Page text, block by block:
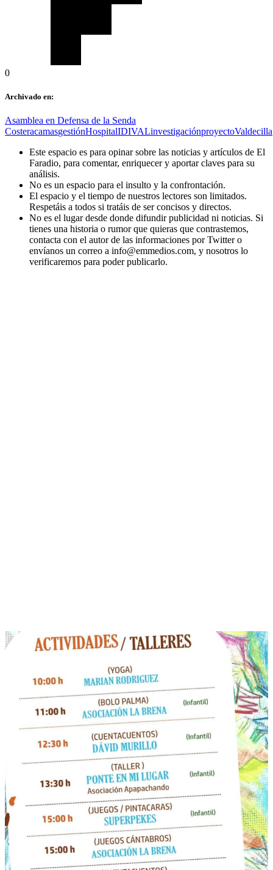
0
Archivado en:
Asamblea en Defensa de la Senda
CosteracamasgestiónHospitalIDIVALinvestigaciónproyectoValdecilla
Este espacio es para opinar sobre las noticias y artículos de El
Faradio, para comentar, enriquecer y aportar claves para su
análisis.
No es un espacio para el insulto y la confrontación.
El espacio y el tiempo de nuestros lectores son limitados.
Respetáis a todos si tratáis de ser concisos y directos.
No es el lugar desde donde difundir publicidad ni noticias. Si
tienes una historia o rumor que quieras que contrastemos,
contacta con el autor de las informaciones por Twitter o
envíanos un correo a info@emmedios.com, y nosotros lo
verificaremos para poder publicarlo.